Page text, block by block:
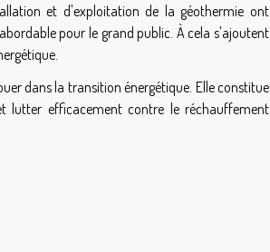
et d'exploitation de la géothermie ont
pour le grand public. À cela s'ajoutent
dans la transition énergétique. Elle constitue
lutter efficacement contre le réchauffement